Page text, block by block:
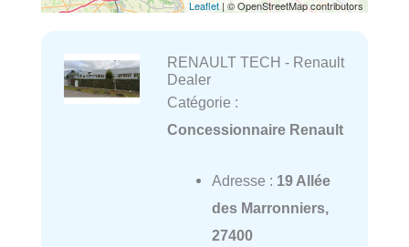
Leaflet | © OpenStreetMap contributors
RENAULT TECH - Renault
Dealer
Catégorie :
Concessionnaire Renault
Adresse : 19 Allée
des Marronniers,
27400